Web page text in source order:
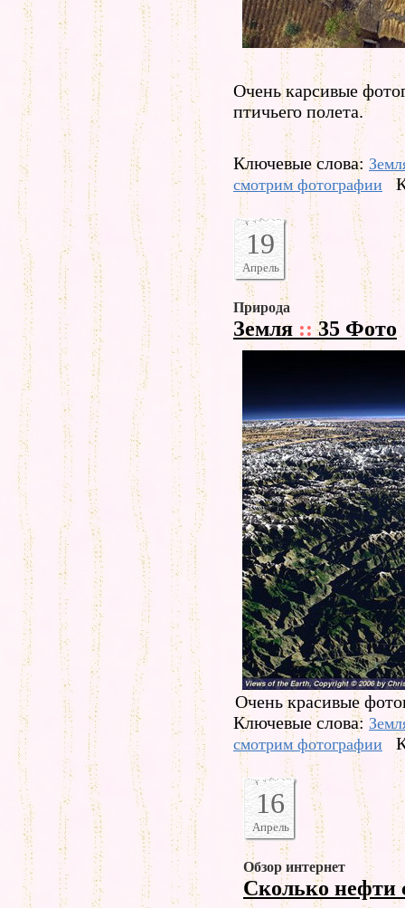
Очень карсивые
птичьего полета.
Ключевые слова:
смотрим фотографии
19
Апрель
Природа
Земля ::35 Фото
Очень красивые
Ключевые слова:
смотрим фотографии
16
Апрель
Обзор интернет
Сколько нефти